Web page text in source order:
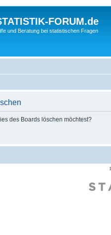
FORUM.de
und Beratung bei statistischen Fragen
des Boards löschen möchtest?